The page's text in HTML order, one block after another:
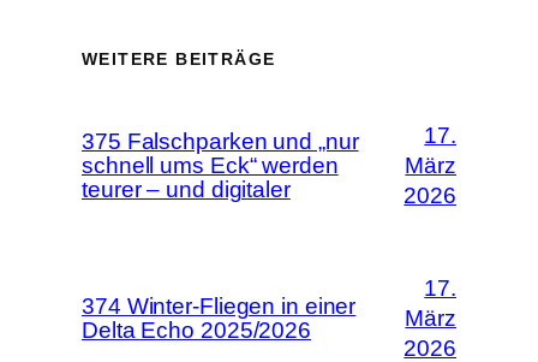
WEITERE BEITRÄGE
375 Falschparken und „nur
schnell ums Eck“ werden
teurer – und digitaler
17.
März
2026
374 Winter-Fliegen in einer
Delta Echo 2025/2026
17.
März
2026